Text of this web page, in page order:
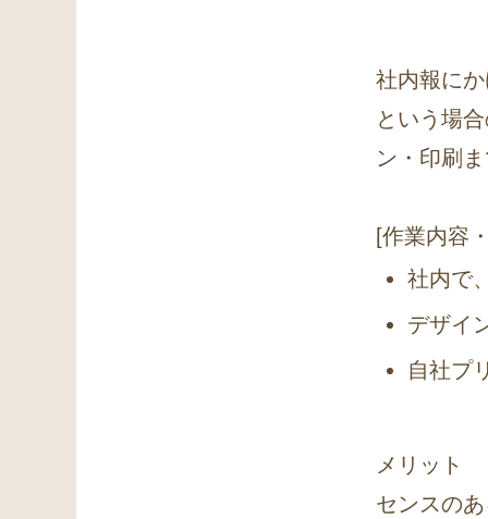
社内報に
という場
ン・印刷
[作業内容
社内で
デザイ
自社プ
メリット
センスの